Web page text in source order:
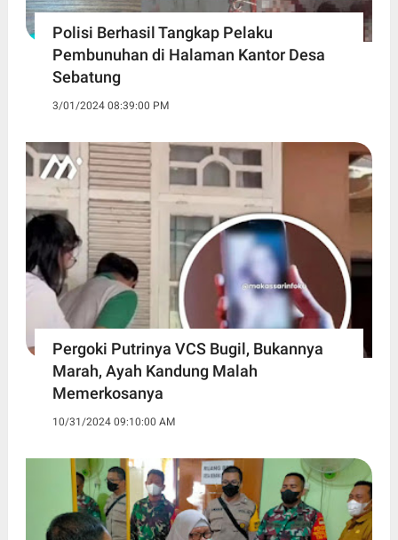
Polisi Berhasil Tangkap Pelaku
Pembunuhan di Halaman Kantor Desa
Sebatung
3/01/2024 08:39:00 PM
Pergoki Putrinya VCS Bugil, Bukannya
Marah, Ayah Kandung Malah
Memerkosanya
10/31/2024 09:10:00 AM